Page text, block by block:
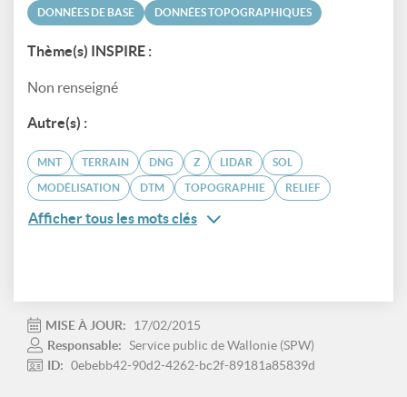
DONNÉES DE BASE DONNÉES TOPOGRAPHIQUES
Thème(s) INSPIRE :
Non renseigné
Autre(s) :
MNT TERRAIN DNG Z LIDAR SOL
MODÉLISATION DTM TOPOGRAPHIE RELIEF
Afficher tous les mots clés
MISE À JOUR:
17/02/2015
Responsable: Service public de Wallonie (SPW)
ID: 0ebebb42-90d2-4262-bc2f-89181a85839d